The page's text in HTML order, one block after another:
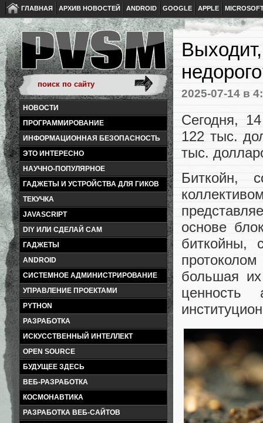
ГЛАВНАЯ АРХИВ НОВОСТЕЙ ANDROID GOOGLE APPLE
НОВОСТИ
ПРОГРАММИРОВАНИЕ
ИНФОРМАЦИОННАЯ БЕЗОПАСНОСТЬ
ЭТО ИНТЕРЕСНО
НАУЧНО-ПОПУЛЯРНОЕ
ГАДЖЕТЫ И УСТРОЙСТВА ДЛЯ ГИКОВ
ТЕКУЧКА
JAVASCRIPT
DIY ИЛИ СДЕЛАЙ САМ
ГАДЖЕТЫ
ANDROID
СИСТЕМНОЕ АДМИНИСТРИРОВАНИЕ
УПРАВЛЕНИЕ ПРОЕКТАМИ
PYTHON
РАЗРАБОТКА
ИСКУССТВЕННЫЙ ИНТЕЛЛЕКТ
OPEN SOURCE
БУДУЩЕЕ ЗДЕСЬ
ВЕБ-РАЗРАБОТКА
КОСМОНАВТИКА
РАЗРАБОТКА ВЕБ-САЙТОВ
2025-07-14 в
Сегодня,
122 тыс.
тыс.
Биткойн,
основе
биткойны,
большая
ценность